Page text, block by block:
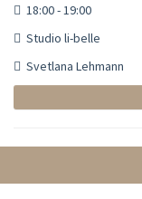
18:00 - 19:00
Studio li-belle
Svetlana Lehmann